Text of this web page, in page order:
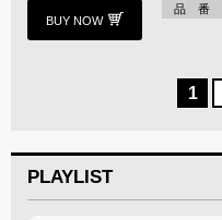
BUY NOW
品 番
1
PLAYLIST